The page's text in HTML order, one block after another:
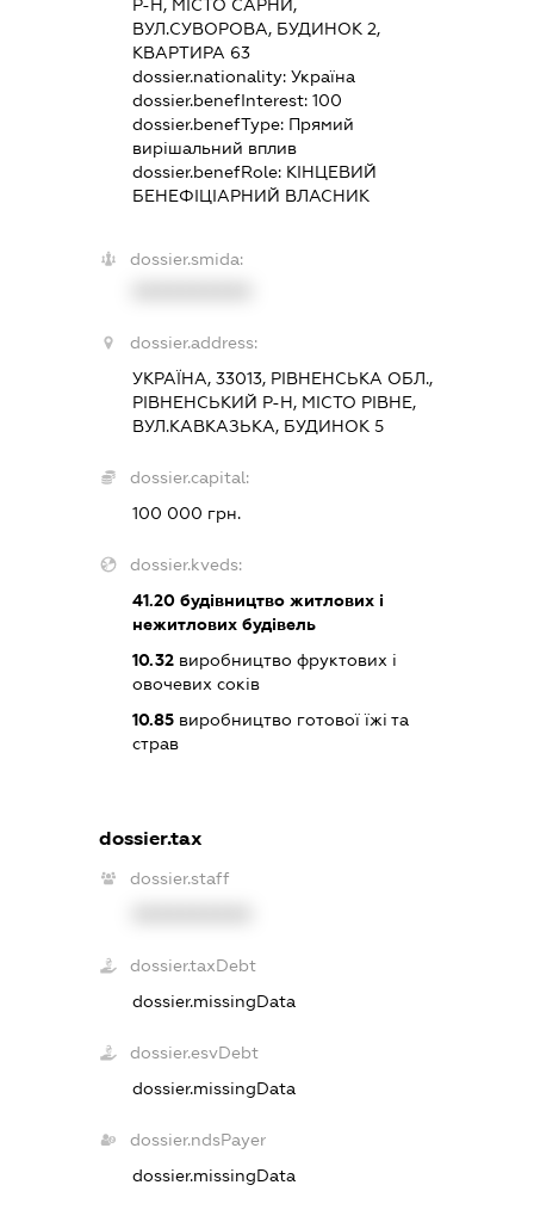
Р-Н, МІСТО САРНИ,
ВУЛ.СУВОРОВА, БУДИНОК 2,
КВАРТИРА 63
dossier.nationality: Україна
dossier.benefInterest: 100
dossier.benefType: Прямий
вирішальний вплив
dossier.benefRole: КІНЦЕВИЙ
БЕНЕФІЦІАРНИЙ ВЛАСНИК
dossier.smida:
dossier.address:
УКРАЇНА, 33013, РІВНЕНСЬКА ОБЛ.,
РІВНЕНСЬКИЙ Р-Н, МІСТО РІВНЕ,
ВУЛ.КАВКАЗЬКА, БУДИНОК 5
dossier.capital:
100 000 грн.
dossier.kveds:
41.20будівництво житлових і
нежитлових будівель
10.32виробництво фруктових і
овочевих соків
10.85виробництво готової їжі та
страв
dossier.tax
dossier.staff
dossier.taxDebt
dossier.missingData
dossier.esvDebt
dossier.missingData
dossier.ndsPayer
dossier.missingData